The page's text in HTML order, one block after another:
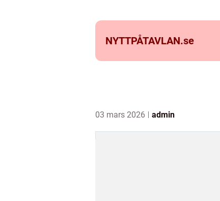
NYTTPÅTAVLAN.se
03 mars 2026 admin